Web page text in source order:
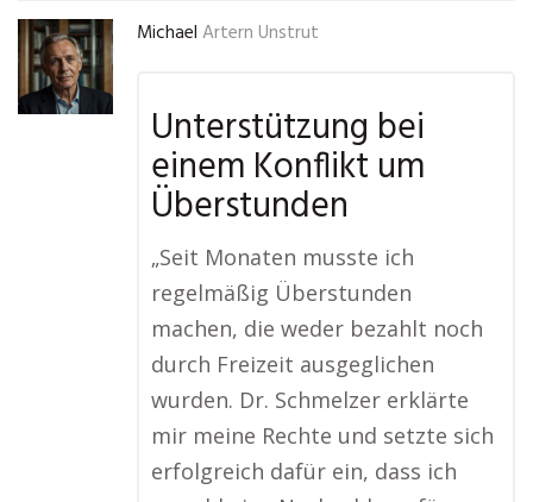
Michael Artern Unstrut
Unterstützung bei
einem Konflikt um
Überstunden
„Seit Monaten musste ich
regelmäßig Überstunden
machen, die weder bezahlt noch
durch Freizeit ausgeglichen
wurden. Dr. Schmelzer erklärte
mir meine Rechte und setzte sich
erfolgreich dafür ein, dass ich